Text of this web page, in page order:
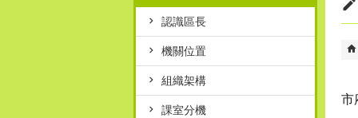
認識區長
機關位置
組織架構
課室分機
市